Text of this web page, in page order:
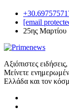
[email
25ης
Αξιόπιστες
Μείνετε
Ελλάδα και τον